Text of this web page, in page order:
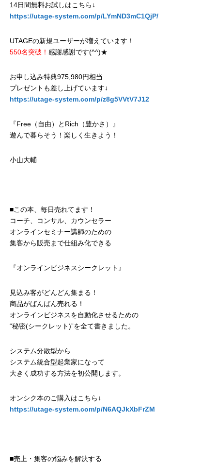
14日間無料お試しはこちら↓
https://utage-system.com/p/LYmND3mC1QjP/
UTAGEの新規ユーザーが増えています！
550名突破！ 感謝感謝です(^^)★
お申し込み特典975,980円相当
プレゼントも差し上げています↓
https://utage-system.com/p/z8g5VVtV7J12
『Free（自由）とRich（豊かさ）』
遊んで暮らそう！楽しく生きよう！
小山大輔
■この本、毎日売れてます！
コーチ、コンサル、カウンセラー
オンラインセミナー講師のための
集客から販売まで仕組み化できる
『オンラインビジネスシークレット』
見込み客がどんどん集まる！
商品がばんばん売れる！
オンラインビジネスを自動化させるための
“秘密(シークレット)”を全て書きました。
システム分散型から
システム統合型起業家になって
大きく成功する方法を初公開します。
オンシク本のご購入はこちら↓
https://utage-system.com/p/N6AQJkXbFrZM
■売上・集客の悩みを解決する